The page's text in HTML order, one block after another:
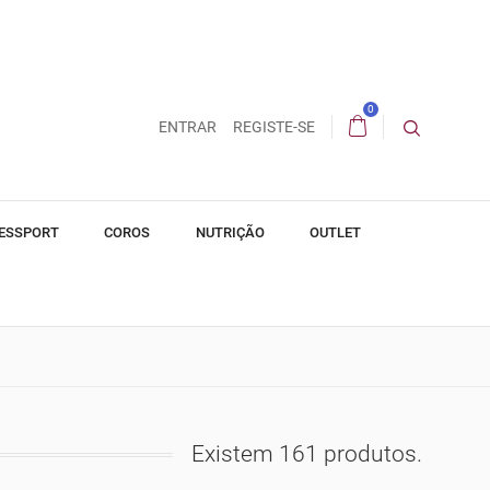
ENTRAR REGISTE-SE
0
COROS NUTRIÇÃO OUTLET
Existem 161 produtos.